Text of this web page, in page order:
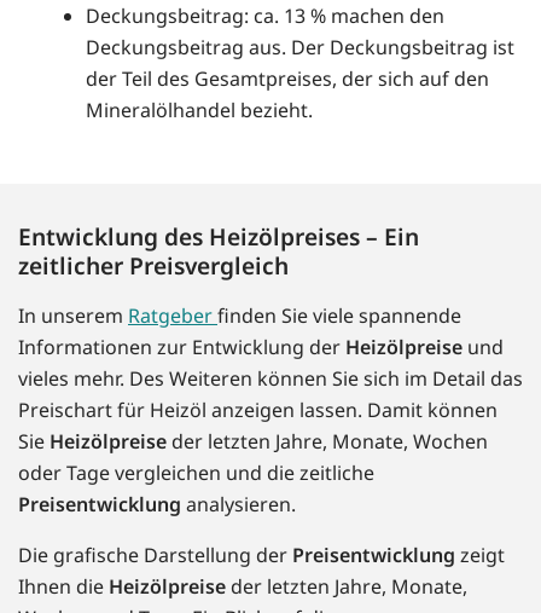
Deckungsbeitrag: ca. 13 % machen den
Deckungsbeitrag aus. Der Deckungsbeitrag ist
der Teil des Gesamtpreises, der sich auf den
Mineralölhandel bezieht.
Entwicklung des Heizölpreises – Ein
zeitlicher Preisvergleich
In unserem Ratgeberfinden Sie viele spannende
Informationen zur Entwicklung der Heizölpreise und
vieles mehr. Des Weiteren können Sie sich im Detail das
Preischart für Heizöl anzeigen lassen. Damit können
Sie Heizölpreise der letzten Jahre, Monate, Wochen
oder Tage vergleichen und die zeitliche
Preisentwicklung analysieren.
Die grafische Darstellung der Preisentwicklung zeigt
Ihnen die Heizölpreise der letzten Jahre, Monate,